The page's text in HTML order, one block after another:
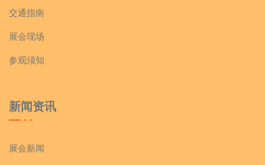
交通指南
展会现场
参观须知
新闻资讯
展会新闻